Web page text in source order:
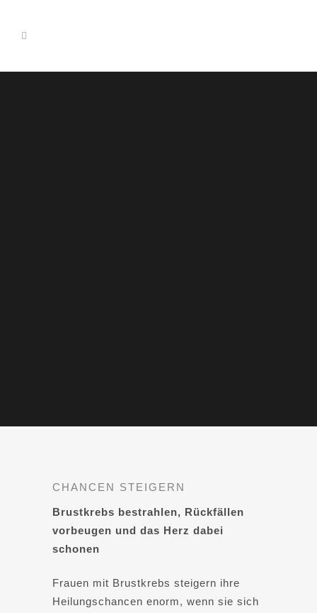
CHANCEN STEIGERN
Brustkrebs bestrahlen, Rückfällen
vorbeugen und das Herz dabei
schonen
Frauen mit Brustkrebs steigern ihre
Heilungschancen enorm, wenn sie sich